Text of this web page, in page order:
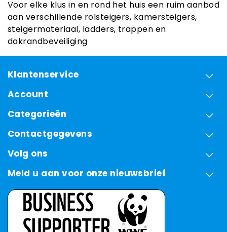
Voor elke klus in en rond het huis een ruim aanbod
aan verschillende rolsteigers, kamersteigers,
steigermateriaal, ladders, trappen en
dakrandbeveiliging
Klantenservice
Account
Categorieën
Contactgegevens
Volg ons
Meld u aan voor onze nieuwsbrief